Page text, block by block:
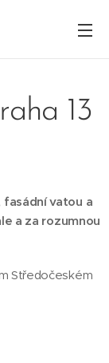
13
fasádní vatou a
a za rozumnou
Středočeském